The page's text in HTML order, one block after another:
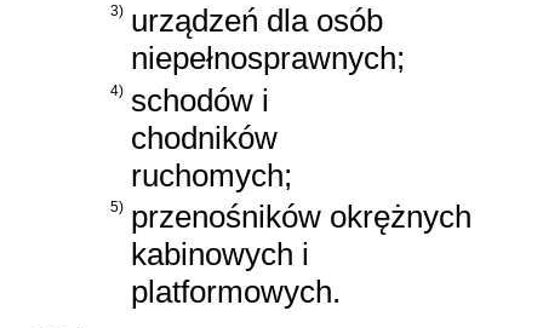
3) urządzeń dla osób
niepełnosprawnych;
4) schodów i
chodników
ruchomych;
5) przenośników okrężnych
kabinowych i
platformowych.